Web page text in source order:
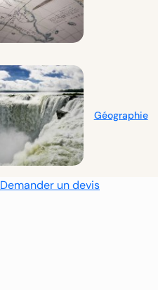
Géographie
Demander un devis